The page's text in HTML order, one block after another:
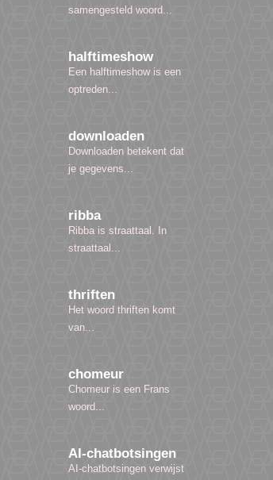
samengesteld woord...
halftimeshow
Een halftimeshow is een
optreden...
downloaden
Downloaden betekent dat
je gegevens...
ribba
Ribba is straattaal. In
straattaal...
thriften
Het woord thriften komt
van...
chomeur
Chomeur is een Frans
woord...
AI-chatbotsingen
AI-chatbotsingen verwijst